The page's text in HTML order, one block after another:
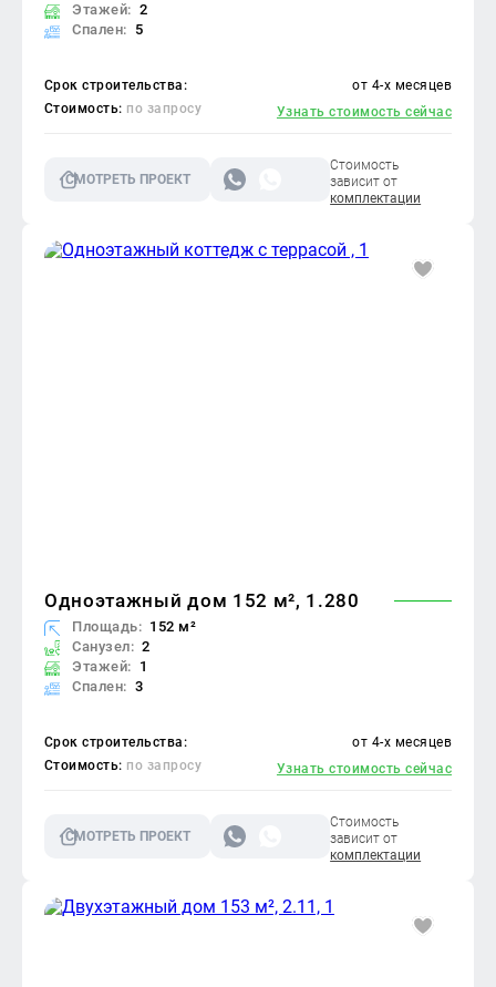
Этажей: 2
Спален: 5
Срок строительства:
от 4-х месяцев
Стоимость: по запросу Узнать стоимость сейчас
СМОТРЕТЬ ПРОЕКТ
Стоимость
зависит от
комплектации
Одноэтажный дом 152 м², 1.280
Площадь: 152 м²
Санузел: 2
Этажей: 1
Спален: 3
Срок строительства:
от 4-х месяцев
Стоимость: по запросу Узнать стоимость сейчас
СМОТРЕТЬ ПРОЕКТ
Стоимость
зависит от
комплектации